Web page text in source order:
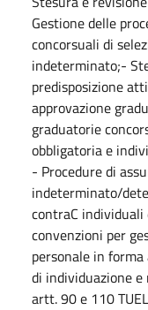
Gestione delle
concorsuali di
indeterminato;-
predisposizione
approvazione
graduatorie
obbligatoria e
- Procedure di
indeterminato/
contraC
convenzioni per
personale in
di individuazione
artt. 90 e 110